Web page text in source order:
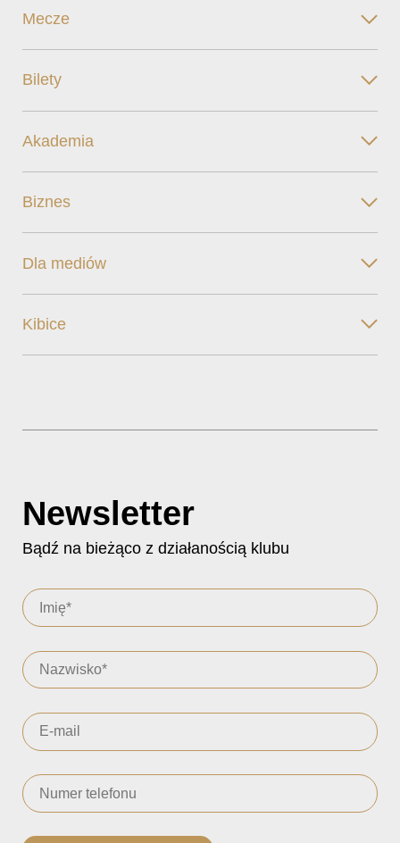
Mecze
Bilety
Akademia
Biznes
Dla mediów
Kibice
Newsletter
Bądź na bieżąco z działanością klubu